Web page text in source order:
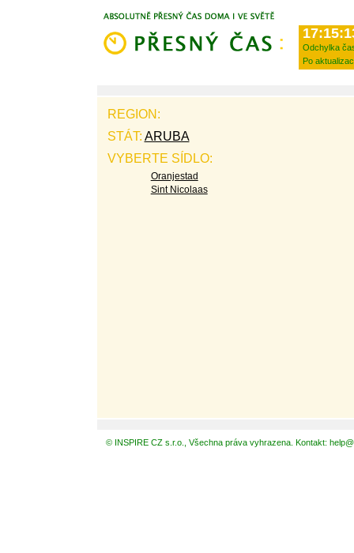
Odchylka
Po
REGION:
STÁT: ARUBA
VYBERTE SÍDLO:
Oranjestad
Sint Nicolaas
© INSPIRE CZ s.r.o., Všechna práva vyhrazena. Kontakt: